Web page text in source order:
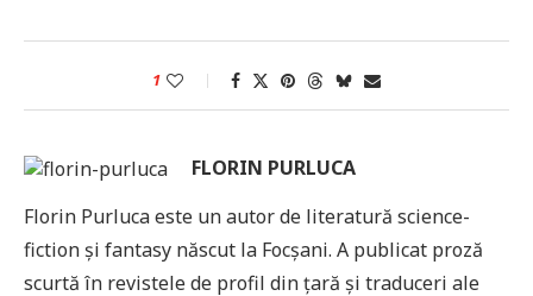
1
FLORIN PURLUCA
Florin Purluca este un autor de literatură science-
fiction și fantasy născut la Focșani. A publicat proză
scurtă în revistele de profil din țară și traduceri ale